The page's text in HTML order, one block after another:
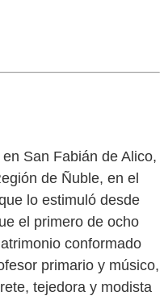
San Fabián de Alico,
de Ñuble, en el
lo estimuló desde
el primero de ocho
conformado
primario y músico,
tejedora y modista